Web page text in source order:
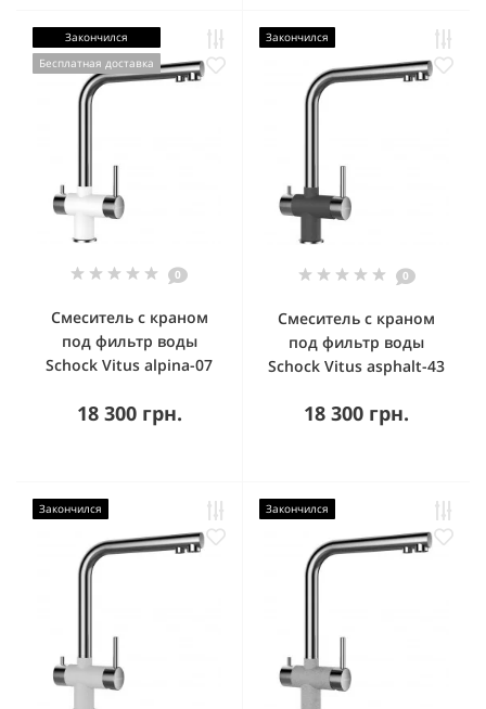
Закончился
Бесплатная доставка
0
Смеситель с краном
под фильтр воды
Schock Vitus alpina-07
18 300 грн.
Закончился
0
Смеситель с краном
под фильтр воды
Schock Vitus asphalt-43
18 300 грн.
Закончился Закончился